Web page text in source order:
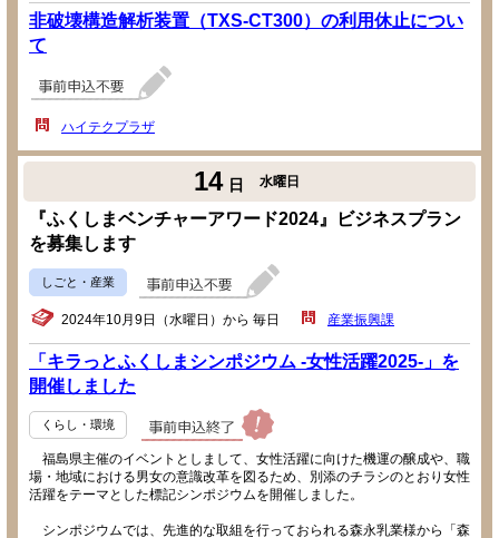
非破壊構造解析装置（TXS-CT300）の利用休止につい
て
ハイテクプラザ
14 日 水曜日
『ふくしまベンチャーアワード2024』ビジネスプラン
を募集します
しごと・産業
2024年10月9日（水曜日）から 毎日 産業振興課
「キラっとふくしまシンポジウム -女性活躍2025-」を
開催しました
くらし・環境
福島県主催のイベントとしまして、女性活躍に向けた機運の醸成や、職
場・地域における男女の意識改革を図るため、別添のチラシのとおり女性
活躍をテーマとした標記シンポジウムを開催しました。
シンポジウムでは、先進的な取組を行っておられる森永乳業様から「森